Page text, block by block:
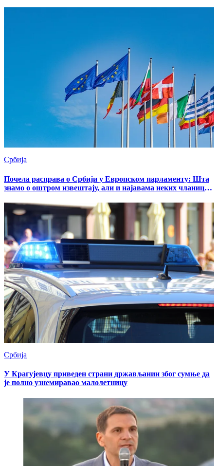
Србија
Почела расправа о Србији у Европском парламенту: Шта
знамо о оштром извештају, али и најавама неких чланица
Србија
У Крагујевцу приведен страни држављанин због сумње да
је полно узнемиравао малолетницу